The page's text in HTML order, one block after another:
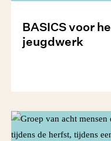
BASICS voor
jeugdwerk